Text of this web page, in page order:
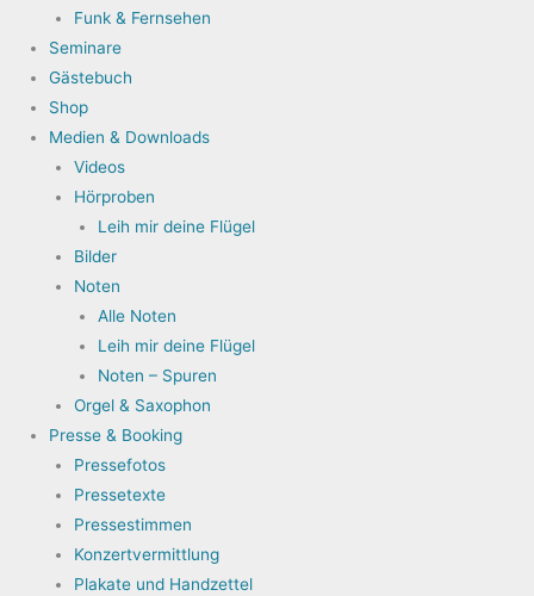
Funk & Fernsehen
Seminare
Gästebuch
Shop
Medien & Downloads
Videos
Hörproben
Leih mir deine Flügel
Bilder
Noten
Alle Noten
Leih mir deine Flügel
Noten – Spuren
Orgel & Saxophon
Presse & Booking
Pressefotos
Pressetexte
Pressestimmen
Konzertvermittlung
Plakate und Handzettel